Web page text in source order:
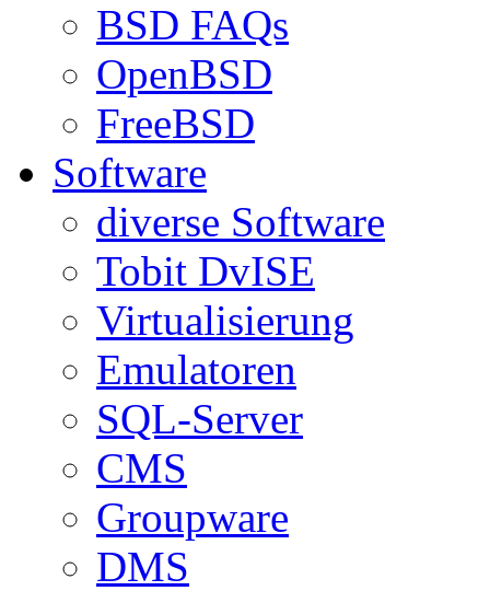
BSD FAQs
OpenBSD
FreeBSD
Software
diverse Software
Tobit DvISE
Virtualisierung
Emulatoren
SQL-Server
CMS
Groupware
DMS